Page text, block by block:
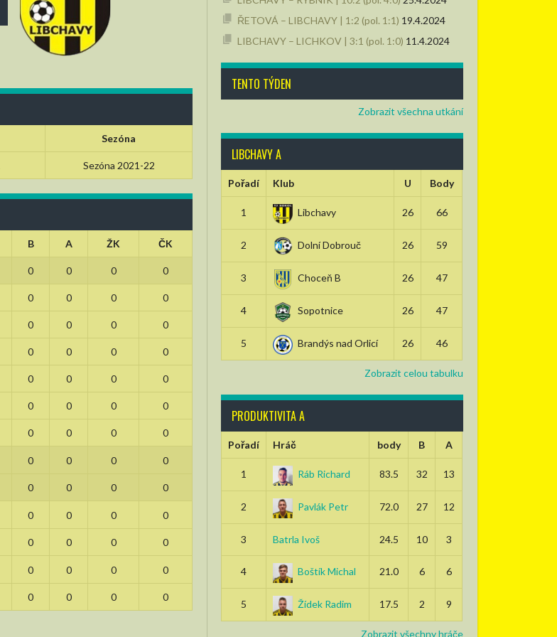
Sezóna
Sezóna 2021-22
B A ŽK ČK
0 0 0 0
0 0 0 0
0 0 0 0
0 0 0 0
0 0 0 0
0 0 0 0
0 0 0 0
0 0 0 0
0 0 0 0
0 0 0 0
0 0 0 0
0 0 0 0
0 0 0 0
ŘETOVÁ – LIBCHAVY | 1:2 (pol. 1:1) 19.4.2024
LIBCHAVY – LICHKOV | 3:1 (pol. 1:0) 11.4.2024
TENTO TÝDEN
Zobrazit všechna utkání
LIBCHAVY A
Pořadí Klub U Body
1 Libchavy 26 66
2 Dolní Dobrouč 26 59
3 Choceň B 26 47
4 Sopotnice 26 47
5 Brandýs nad Orlicí 26 46
Zobrazit celou tabulku
PRODUKTIVITA A
Pořadí Hráč body B A
1 Ráb Richard 83.5 32 13
2 Pavlák Petr 72.0 27 12
3 Batrla Ivoš 24.5 10 3
4 Boštík Michal 21.0 6 6
5 Žídek Radim 17.5 2 9
Zobrazit všechny hráče